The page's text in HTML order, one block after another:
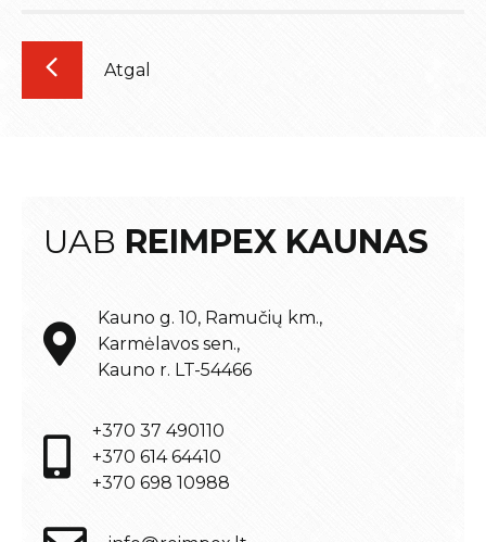
Atgal
UAB REIMPEX KAUNAS
Kauno g. 10, Ramučių km.,
Karmėlavos sen.,
Kauno r. LT-54466
+370 37 490110
+370 614 64410
+370 698 10988